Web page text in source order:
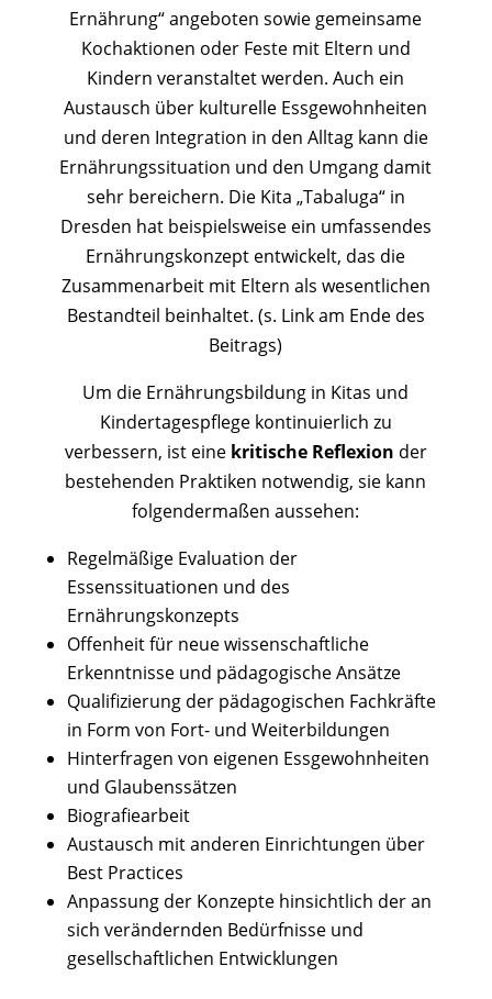
Ernährung“ angeboten sowie gemeinsame
Kochaktionen oder Feste mit Eltern und
Kindern veranstaltet werden. Auch ein
Austausch über kulturelle Essgewohnheiten
und deren Integration in den Alltag kann die
Ernährungssituation und den Umgang damit
sehr bereichern. Die Kita „Tabaluga“ in
Dresden hat beispielsweise ein umfassendes
Ernährungskonzept entwickelt, das die
Zusammenarbeit mit Eltern als wesentlichen
Bestandteil beinhaltet. (s. Link am Ende des
Beitrags)
Um die Ernährungsbildung in Kitas und
Kindertagespflege kontinuierlich zu
verbessern, ist eine kritische Reflexion der
bestehenden Praktiken notwendig, sie kann
folgendermaßen aussehen:
Regelmäßige Evaluation der
Essenssituationen und des
Ernährungskonzepts
Offenheit für neue wissenschaftliche
Erkenntnisse und pädagogische Ansätze
Qualifizierung der pädagogischen Fachkräfte
in Form von Fort- und Weiterbildungen
Hinterfragen von eigenen Essgewohnheiten
und Glaubenssätzen
Biografiearbeit
Austausch mit anderen Einrichtungen über
Best Practices
Anpassung der Konzepte hinsichtlich der an
sich verändernden Bedürfnisse und
gesellschaftlichen Entwicklungen